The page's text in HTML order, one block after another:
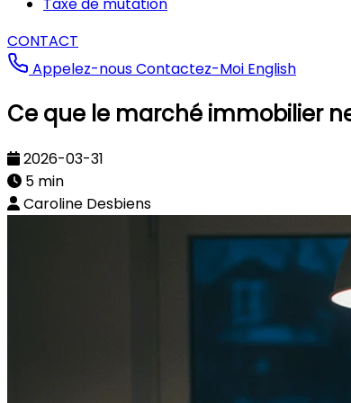
CONTACT
Appelez-nousContactez-Moi English
Ce que le marché immobilier
2026-03-31
5 min
Caroline Desbiens